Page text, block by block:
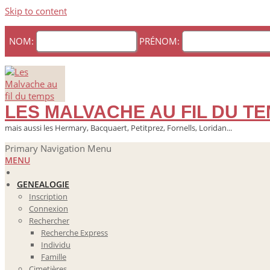
Skip to content
NOM: PRÉNOM:
LES MALVACHE AU FIL DU
mais aussi les Hermary, Bacquaert, Petitprez, Fornells, Loridan...
Primary Navigation Menu
MENU
GENEALOGIE
Inscription
Connexion
Rechercher
Recherche Express
Individu
Famille